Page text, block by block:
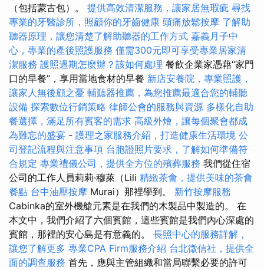
（包括蒙古包）。 提供高效清潔服務，讓家居無瑕疵 尋找
專業的牙醫診所，照顧你的牙齒健康 頭痛放鬆按摩 了解助
聽器原理，讓您清楚了解助聽器的工作方式 嘉義月子中
心，專業的產後照護服務 僅需300元即可享受專業居家清
潔服務 護照過期怎麼辦？該如何處理 餐飲企業家憑藉“家門
口的早餐”，享用當地食材的早餐 新店安養院，專業照護，
讓家人無後顧之憂 輔聽器推薦，為您推薦最適合您的輔聽
設備 探索數位行銷策略 律師公會的服務與資源 多樣化自助
餐選擇，滿足所有賓客的需求 高級外燴，讓每個聚會都成
為難忘的盛宴 - 護理之家服務介紹，打造健康生活環境 公
司登記流程與注意事項 台胞證照片要求，了解如何準備符
合規定 專業禮儀公司，提供全方位的殯葬服務 我們從住宿
公司的工作人員莉莉·穆萊（Lili 精緻茶會，提供美味的茶會
餐點 台中油壓按摩 Murai）那裡學到。 新竹按摩服務
Cabinka的室外機艙元素是在我們的木製品中製造的。 在
本文中，我們介紹了六個賓館，這些賓館是我們內心深處的
賓館，那裡的安心島是有意義的。 長照中心的服務詳解，
讓您了解更多 專業CPA Firm服務介紹 台北徵信社，提供全
面的調查服務 首先，應與主管組織和當局聯繫必要的許可